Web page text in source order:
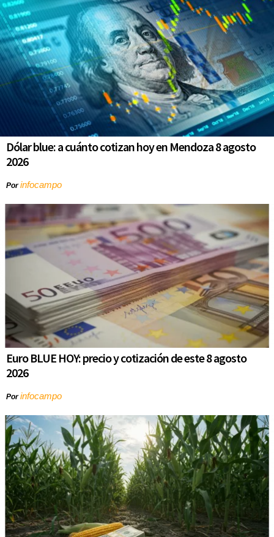
Dólar blue: a cuánto cotizan hoy en Mendoza 8 agosto
2026
Porinfocampo
Euro BLUE HOY: precio y cotización de este 8 agosto
2026
Porinfocampo